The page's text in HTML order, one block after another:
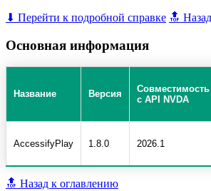
⬇ Перейти к подробной справке 🔝
Основная информация
Название Версия
Совместимость
с API NVDA
AccessifyPlay 1.8.0 2026.1
🔝 Назад к оглавлению